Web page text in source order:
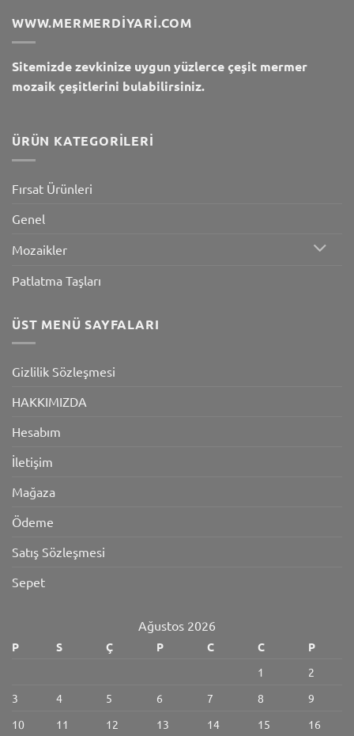
WWW.MERMERDIYARI.COM
Sitemizde zevkinize uygun yüzlerce çeşit mermer
mozaik çeşitlerini bulabilirsiniz.
ÜRÜN KATEGORILERI
Fırsat Ürünleri
Genel
Mozaikler
Patlatma Taşları
ÜST MENÜ SAYFALARI
Gizlilik Sözleşmesi
HAKKIMIZDA
Hesabım
İletişim
Mağaza
Ödeme
Satış Sözleşmesi
Sepet
Ağustos 2026
P S Ç P C C
P
1
2
3
4 5 6 7 8
9
10
11 12 13 14 15 16